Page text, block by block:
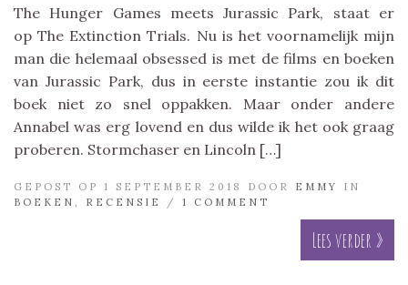
The Hunger Games meets Jurassic Park, staat er
op The Extinction Trials. Nu is het voornamelijk mijn
man die helemaal obsessed is met de films en boeken
van Jurassic Park, dus in eerste instantie zou ik dit
boek niet zo snel oppakken. Maar onder andere
Annabel was erg lovend en dus wilde ik het ook graag
proberen. Stormchaser en Lincoln […]
GEPOST OP 1 SEPTEMBER 2018 DOOR EMMY
IN
BOEKEN
RECENSIE / 1 COMMENT
Lees verder »